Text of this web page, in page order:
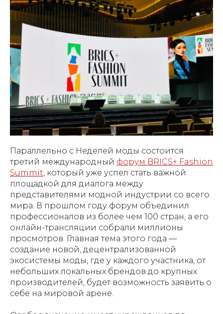
Параллельно с Неделей моды состоится
третий международный форум BRICS+ Fashion
Summit, который уже успел стать важной
площадкой для диалога между
представителями модной индустрии со всего
мира. В прошлом году форум объединил
профессионалов из более чем 100 стран, а его
онлайн-трансляции собрали миллионы
просмотров. Главная тема этого года —
создание новой, децентрализованной
экосистемы моды, где у каждого участника, от
небольших локальных брендов до крупных
производителей, будет возможность заявить о
себе на мировой арене.